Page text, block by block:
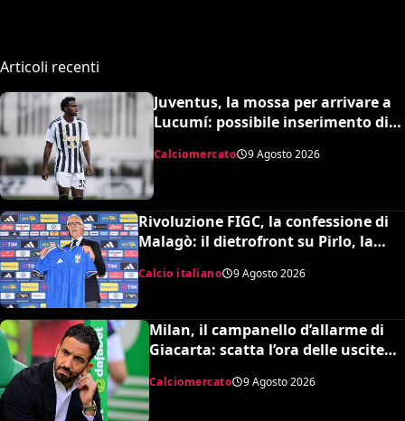
Articoli recenti
Juventus, la mossa per arrivare a
Lucumí: possibile inserimento di
Calciomercato 9 Agosto 2026
Rivoluzione FIGC, la confessione di
Malagò: il dietrofront su Pirlo, la
scelta Mancini e il nuovo volto
dell’Italia
Calcio italiano 9 Agosto 2026
Milan, il campanello d’allarme di
Giacarta: scatta l’ora delle uscite
Calciomercato 9 Agosto 2026